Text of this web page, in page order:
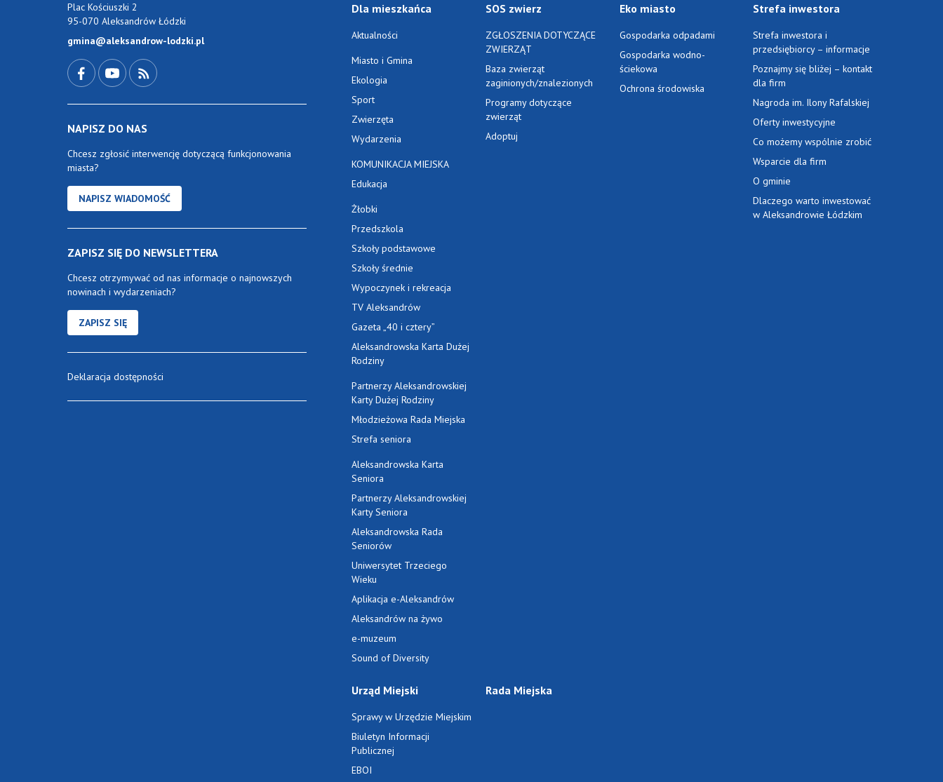
Plac Kościuszki 2
95-070 Aleksandrów Łódzki
gmina@aleksandrow-lodzki.pl
NAPISZ DO NAS
Chcesz zgłosić interwencję dotyczącą funkcjonowania
miasta?
NAPISZ WIADOMOŚĆ
ZAPISZ SIĘ DO NEWSLETTERA
Chcesz otrzymywać od nas informacje o najnowszych
nowinach i wydarzeniach?
ZAPISZ SIĘ
Deklaracja dostępności
Dla mieszkańca
Aktualności
Miasto i Gmina
Ekologia
Sport
Zwierzęta
Wydarzenia
KOMUNIKACJA MIEJSKA
Edukacja
Żłobki
Przedszkola
Szkoły podstawowe
Szkoły średnie
Wypoczynek i rekreacja
TV Aleksandrów
Gazeta „40 i cztery”
Aleksandrowska Karta Dużej
Rodziny
Partnerzy Aleksandrowskiej
Karty Dużej Rodziny
Młodzieżowa Rada Miejska
Strefa seniora
Aleksandrowska Karta
Seniora
Partnerzy Aleksandrowskiej
Karty Seniora
Aleksandrowska Rada
Seniorów
Uniwersytet Trzeciego
Wieku
Aplikacja e-Aleksandrów
Aleksandrów na żywo
e-muzeum
Sound of Diversity
SOS zwierz
ZGŁOSZENIA DOTYCZĄCE
ZWIERZĄT
Baza zwierząt
zaginionych/znalezionych
Programy dotyczące
zwierząt
Adoptuj
Eko miasto
Gospodarka odpadami
Gospodarka wodno-
ściekowa
Ochrona środowiska
Strefa inwestora
Strefa inwestora i
przedsiębiorcy – informacje
Poznajmy się bliżej – kontakt
dla firm
Nagroda im. Ilony Rafalskiej
Oferty inwestycyjne
Co możemy wspólnie zrobić
Wsparcie dla firm
O gminie
Dlaczego warto inwestować
w Aleksandrowie Łódzkim
Urząd Miejski
Sprawy w Urzędzie Miejskim
Biuletyn Informacji
Publicznej
EBOI
Rada Miejska